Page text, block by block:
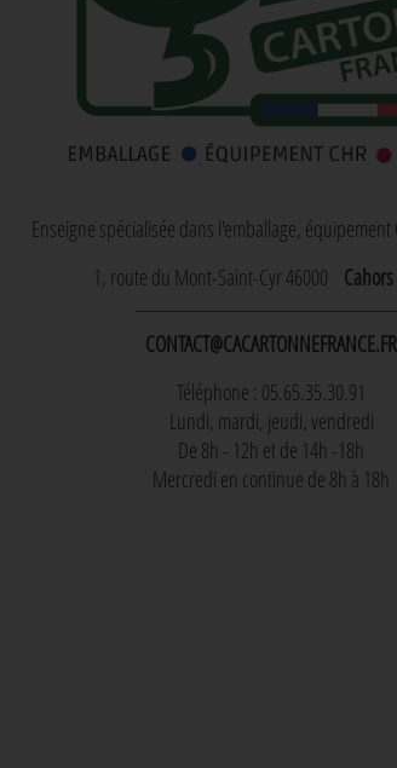
Enseigne spécialisée dans l'emballage, équipement
1, route du Mont-Saint-Cyr 46000 Cahors
CONTACT@CACARTONNEFRANCE.FR
Téléphone : 05.65.35.30.91
Lundi, mardi, jeudi, vendredi
De 8h - 12h et de 14h -18h
Mercredi en continue de 8h à 18h